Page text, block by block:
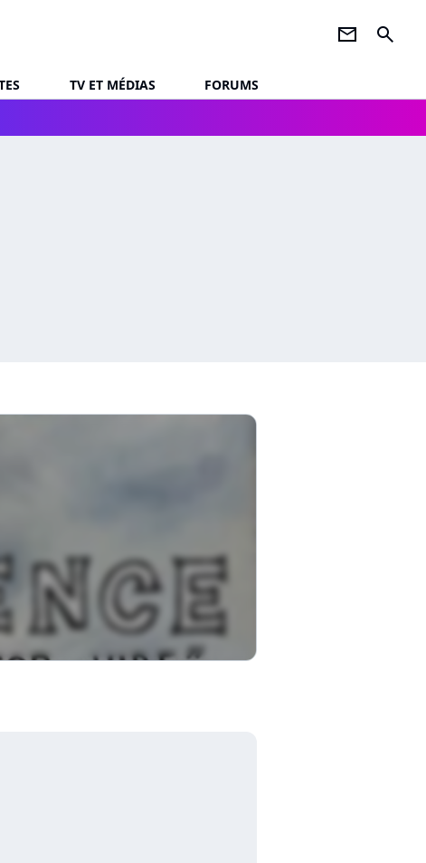
newsletter search
TV ET MÉDIAS
FORUMS